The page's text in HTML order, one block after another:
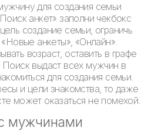
для создания семьи
анкет» заполни чекбокс
создание семьи, ограничь
анкеты», «Онлайн».
возраст, оставить в графе
выдаст всех мужчин в
для создания семьи.
и цели знакомства, то даже
может оказаться не помехой.
мужчинами